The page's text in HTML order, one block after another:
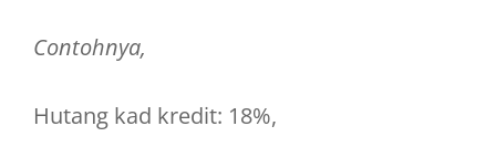
Contohnya,
Hutang kad kredit: 18%,